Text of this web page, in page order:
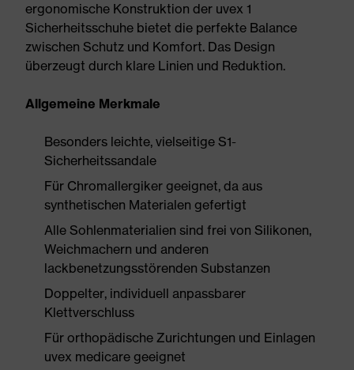
ergonomische Konstruktion der uvex 1
Sicherheitsschuhe bietet die perfekte Balance
zwischen Schutz und Komfort. Das Design
überzeugt durch klare Linien und Reduktion.
Allgemeine Merkmale
Besonders leichte, vielseitige S1-
Sicherheitssandale
Für Chromallergiker geeignet, da aus
synthetischen Materialen gefertigt
Alle Sohlenmaterialien sind frei von Silikonen,
Weichmachern und anderen
lackbenetzungsstörenden Substanzen
Doppelter, individuell anpassbarer
Klettverschluss
Für orthopädische Zurichtungen und Einlagen
uvex medicare geeignet